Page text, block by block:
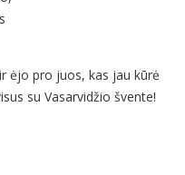
ėjo pro juos, kas jau kūrė
su Vasarvidžio švente!